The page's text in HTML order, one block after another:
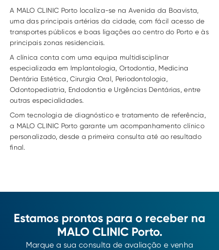
A MALO CLINIC Porto localiza-se na Avenida da Boavista,
uma das principais artérias da cidade, com fácil acesso de
transportes públicos e boas ligações ao centro do Porto e às
principais zonas residenciais.
A clínica conta com uma equipa multidisciplinar
especializada em Implantologia, Ortodontia, Medicina
Dentária Estética, Cirurgia Oral, Periodontologia,
Odontopediatria, Endodontia e Urgências Dentárias, entre
outras especialidades.
Com tecnologia de diagnóstico e tratamento de referência,
a MALO CLINIC Porto garante um acompanhamento clínico
personalizado, desde a primeira consulta até ao resultado
final.
Estamos prontos para o receber na
MALO CLINIC Porto.
Marque a sua consulta de avaliação e venha